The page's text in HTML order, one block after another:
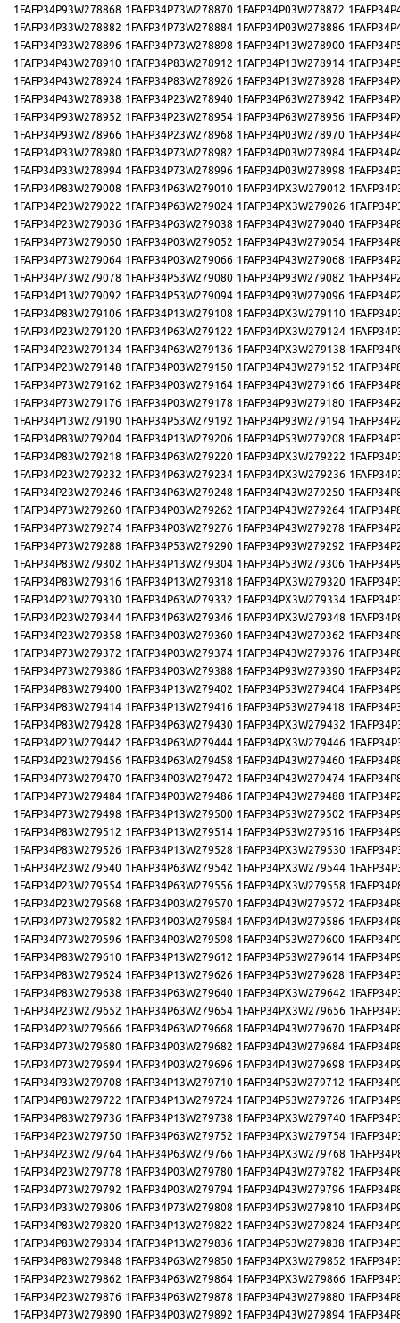
1FAFP34P93W278868 1FAFP34P73W278870 1FAFP34P03W278872
1FAFP34P33W278882 1FAFP34P73W278884 1FAFP34P03W278886
1FAFP34P33W278896 1FAFP34P73W278898 1FAFP34P13W278900
1FAFP34P43W278910 1FAFP34P83W278912 1FAFP34P13W278914
1FAFP34P43W278924 1FAFP34P83W278926 1FAFP34P13W278928
1FAFP34P43W278938 1FAFP34P23W278940 1FAFP34P63W278942
1FAFP34P93W278952 1FAFP34P23W278954 1FAFP34P63W278956
1FAFP34P93W278966 1FAFP34P23W278968 1FAFP34P03W278970
1FAFP34P33W278980 1FAFP34P73W278982 1FAFP34P03W278984
1FAFP34P33W278994 1FAFP34P73W278996 1FAFP34P03W278998
1FAFP34P83W279008 1FAFP34P63W279010 1FAFP34PX3W279012
1FAFP34P23W279022 1FAFP34P63W279024 1FAFP34PX3W279026
1FAFP34P23W279036 1FAFP34P63W279038 1FAFP34P43W279040
1FAFP34P73W279050 1FAFP34P03W279052 1FAFP34P43W279054
1FAFP34P73W279064 1FAFP34P03W279066 1FAFP34P43W279068
1FAFP34P73W279078 1FAFP34P53W279080 1FAFP34P93W279082
1FAFP34P13W279092 1FAFP34P53W279094 1FAFP34P93W279096
1FAFP34P83W279106 1FAFP34P13W279108 1FAFP34PX3W279110
1FAFP34P23W279120 1FAFP34P63W279122 1FAFP34PX3W279124
1FAFP34P23W279134 1FAFP34P63W279136 1FAFP34PX3W279138
1FAFP34P23W279148 1FAFP34P03W279150 1FAFP34P43W279152
1FAFP34P73W279162 1FAFP34P03W279164 1FAFP34P43W279166
1FAFP34P73W279176 1FAFP34P03W279178 1FAFP34P93W279180
1FAFP34P13W279190 1FAFP34P53W279192 1FAFP34P93W279194
1FAFP34P83W279204 1FAFP34P13W279206 1FAFP34P53W279208
1FAFP34P83W279218 1FAFP34P63W279220 1FAFP34PX3W279222
1FAFP34P23W279232 1FAFP34P63W279234 1FAFP34PX3W279236
1FAFP34P23W279246 1FAFP34P63W279248 1FAFP34P43W279250
1FAFP34P73W279260 1FAFP34P03W279262 1FAFP34P43W279264
1FAFP34P73W279274 1FAFP34P03W279276 1FAFP34P43W279278
1FAFP34P73W279288 1FAFP34P53W279290 1FAFP34P93W279292
1FAFP34P83W279302 1FAFP34P13W279304 1FAFP34P53W279306
1FAFP34P83W279316 1FAFP34P13W279318 1FAFP34PX3W279320
1FAFP34P23W279330 1FAFP34P63W279332 1FAFP34PX3W279334
1FAFP34P23W279344 1FAFP34P63W279346 1FAFP34PX3W279348
1FAFP34P23W279358 1FAFP34P03W279360 1FAFP34P43W279362
1FAFP34P73W279372 1FAFP34P03W279374 1FAFP34P43W279376
1FAFP34P73W279386 1FAFP34P03W279388 1FAFP34P93W279390
1FAFP34P83W279400 1FAFP34P13W279402 1FAFP34P53W279404
1FAFP34P83W279414 1FAFP34P13W279416 1FAFP34P53W279418
1FAFP34P83W279428 1FAFP34P63W279430 1FAFP34PX3W279432
1FAFP34P23W279442 1FAFP34P63W279444 1FAFP34PX3W279446
1FAFP34P23W279456 1FAFP34P63W279458 1FAFP34P43W279460
1FAFP34P73W279470 1FAFP34P03W279472 1FAFP34P43W279474
1FAFP34P73W279484 1FAFP34P03W279486 1FAFP34P43W279488
1FAFP34P73W279498 1FAFP34P13W279500 1FAFP34P53W279502
1FAFP34P83W279512 1FAFP34P13W279514 1FAFP34P53W279516
1FAFP34P83W279526 1FAFP34P13W279528 1FAFP34PX3W279530
1FAFP34P23W279540 1FAFP34P63W279542 1FAFP34PX3W279544
1FAFP34P23W279554 1FAFP34P63W279556 1FAFP34PX3W279558
1FAFP34P23W279568 1FAFP34P03W279570 1FAFP34P43W279572
1FAFP34P73W279582 1FAFP34P03W279584 1FAFP34P43W279586
1FAFP34P73W279596 1FAFP34P03W279598 1FAFP34P53W279600
1FAFP34P83W279610 1FAFP34P13W279612 1FAFP34P53W279614
1FAFP34P83W279624 1FAFP34P13W279626 1FAFP34P53W279628
1FAFP34P83W279638 1FAFP34P63W279640 1FAFP34PX3W279642
1FAFP34P23W279652 1FAFP34P63W279654 1FAFP34PX3W279656
1FAFP34P23W279666 1FAFP34P63W279668 1FAFP34P43W279670
1FAFP34P73W279680 1FAFP34P03W279682 1FAFP34P43W279684
1FAFP34P73W279694 1FAFP34P03W279696 1FAFP34P43W279698
1FAFP34P33W279708 1FAFP34P13W279710 1FAFP34P53W279712
1FAFP34P83W279722 1FAFP34P13W279724 1FAFP34P53W279726
1FAFP34P83W279736 1FAFP34P13W279738 1FAFP34PX3W279740
1FAFP34P23W279750 1FAFP34P63W279752 1FAFP34PX3W279754
1FAFP34P23W279764 1FAFP34P63W279766 1FAFP34PX3W279768
1FAFP34P23W279778 1FAFP34P03W279780 1FAFP34P43W279782
1FAFP34P73W279792 1FAFP34P03W279794 1FAFP34P43W279796
1FAFP34P33W279806 1FAFP34P73W279808 1FAFP34P53W279810
1FAFP34P83W279820 1FAFP34P13W279822 1FAFP34P53W279824
1FAFP34P83W279834 1FAFP34P13W279836 1FAFP34P53W279838
1FAFP34P83W279848 1FAFP34P63W279850 1FAFP34PX3W279852
1FAFP34P23W279862 1FAFP34P63W279864 1FAFP34PX3W279866
1FAFP34P23W279876 1FAFP34P63W279878 1FAFP34P43W279880
1FAFP34P73W279890 1FAFP34P03W279892 1FAFP34P43W279894